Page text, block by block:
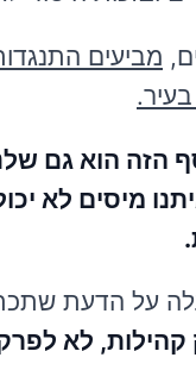
מביעים
הזה הוא גם
מיסים לא
על הדעת
לא